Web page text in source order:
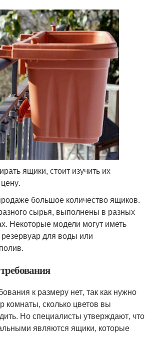
ящики, стоит изучить их
большое количество ящиков.
сырья, выполнены в разных
Некоторые модели могут иметь
для воды или
к размеру нет, так как нужно
комнаты, сколько цветов вы
Но специалисты утверждают, что
являются ящики, которые